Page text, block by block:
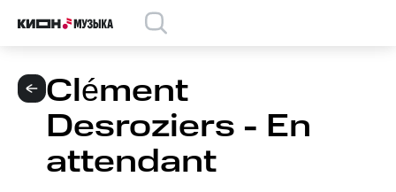
Clément
Desroziers - En
attendant